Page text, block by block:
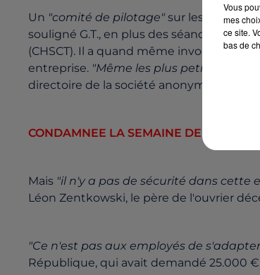
Un "comité de pilotage" sur les
souligné G.T., en plus des séances
(CHSCT). Il a quand même invoqué une
entreprise. "Même les plus petites
directoire de la société anonyme.
CONDAMNEE LA SEMAINE DERNIERE
Mais "il n'y a pas de sécurité dans cette
Léon Zentkowski, le père de l'ouvrier
"Ce n'est pas aux employés de
République, qui avait demandé 25.000
Vous
mes
ce site.
bas de